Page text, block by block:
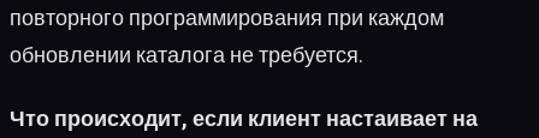
повторного программирования при каждом
обновлении каталога не требуется.
Что происходит, если клиент настаивает на